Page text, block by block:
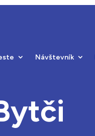
Návštevník